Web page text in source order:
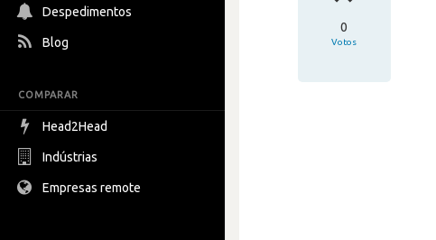
Despedimentos
Blog
COMPARAR
Head2Head
Indústrias
Empresas remote
0
Votos